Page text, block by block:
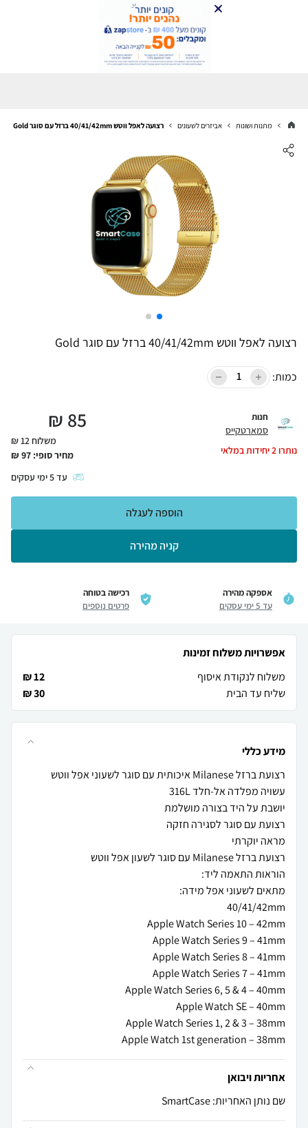
מתנות ושונות אביזרים לשעונים רצועה לאפל ווטש 40/41/42mm ברזל עם סוגר Gold
רצועה לאפל ווטש 40/41/42mm ברזל עם סוגר Gold
כמות:
חנות
סמארטקייס
נותרו2יחידות במלאי
85
₪
משלוח 12 ₪
מחיר סופי: 97
₪
עד5ימי עסקים
קניה מהירה
הוספה לעגלה
אספקה מהירה
עד 5 ימי עסקים
רכישה בטוחה
פרטים נוספים
אפשרויות משלוח זמינות
משלוח לנקודת איסוף
12 ₪
שליח עד הבית
30 ₪
מידע כללי
Apple Watch 1st generation – 38mm
אחריות ויבואן
שם נותן האחריות: SmartCase